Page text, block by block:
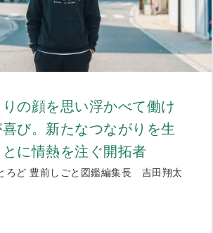
の顔を思い浮かべて働け
び。新たなつながりを生
に情熱を注ぐ開拓者
ろど 豊前しごと図鑑編集長 吉田翔太